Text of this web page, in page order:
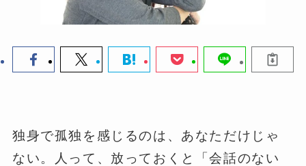
独身で孤独を感じるのは、あなただけじゃ
ない。人って、放っておくと「会話のない